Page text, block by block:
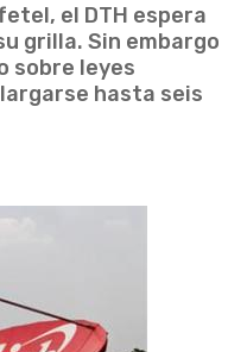
el DTH espera
grilla. Sin embargo
sobre leyes
hasta seis